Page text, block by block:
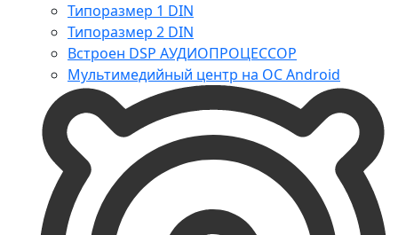
Типоразмер 1 DIN
Типоразмер 2 DIN
Встроен DSP АУДИОПРОЦЕССОР
Мультимедийный центр на ОС Android